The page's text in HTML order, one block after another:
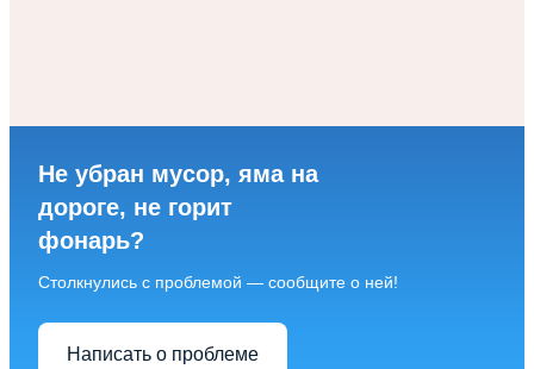
Не убран мусор, яма на
дороге, не горит
фонарь?
Столкнулись с проблемой — сообщите о ней!
Написать о проблеме